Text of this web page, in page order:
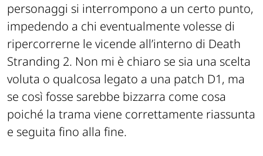
personaggi si interrompono a un certo punto,
impedendo a chi eventualmente volesse di
ripercorrerne le vicende all’interno di Death
Stranding 2. Non mi è chiaro se sia una scelta
voluta o qualcosa legato a una patch D1, ma
se così fosse sarebbe bizzarra come cosa
poiché la trama viene correttamente riassunta
e seguita fino alla fine.